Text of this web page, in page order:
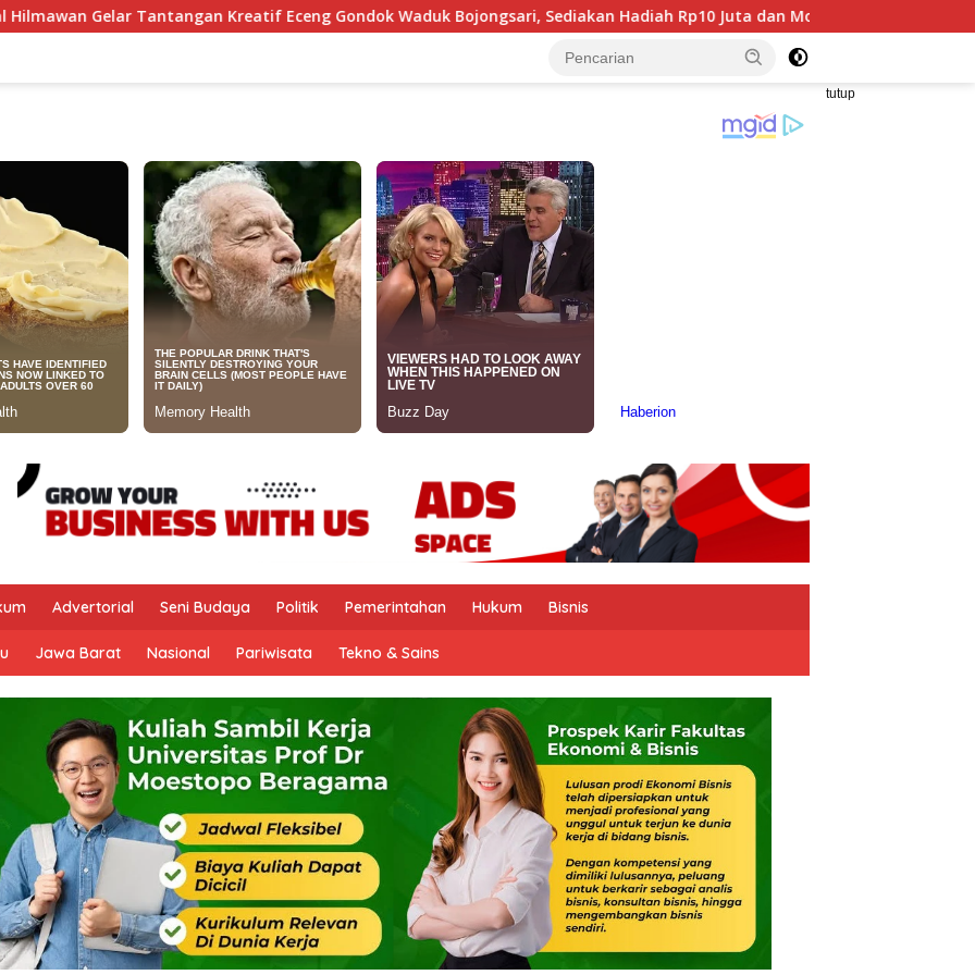
Kreatif Eceng Gondok Waduk Bojongsari, Sediakan Hadiah Rp10 Juta dan Modal Usaha Mahasiswa Taiwan
tutup
Advertorial Seni Budaya Politik Pemerintahan Hukum Bisnis
Jawa Barat Nasional Pariwisata Tekno & Sains